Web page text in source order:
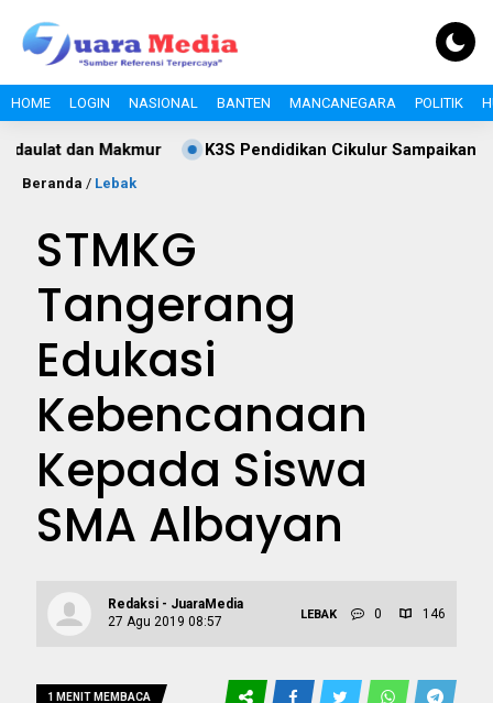
HOME LOGIN NASIONAL BANTEN MANCANEGARA POLITIK
K3S Pendidikan Cikulur Sampaikan Ucapan HUT RI
Beranda / Lebak
STMKG
Tangerang
Edukasi
Kebencanaan
Kepada Siswa
SMA Albayan
Redaksi - JuaraMedia
27 Agu 2019 08:57
LEBAK 0 146
1 MENIT MEMBACA